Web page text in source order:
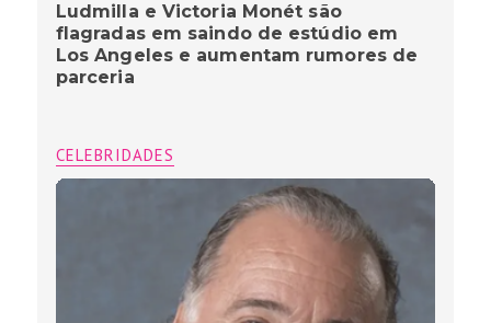
Ludmilla e Victoria Monét são
flagradas em saindo de estúdio em
Los Angeles e aumentam rumores de
parceria
CELEBRIDADES